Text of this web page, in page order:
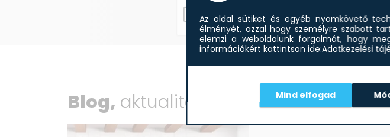
Blog, aktualitások
Az oldal sütiket és egyéb nyomkövető
élményét, azzal hogy személyre szabott
elemzi a weboldalunk forgalmát, hogy
információkért kattintson ide:Adatkezelési
Mind elfogad